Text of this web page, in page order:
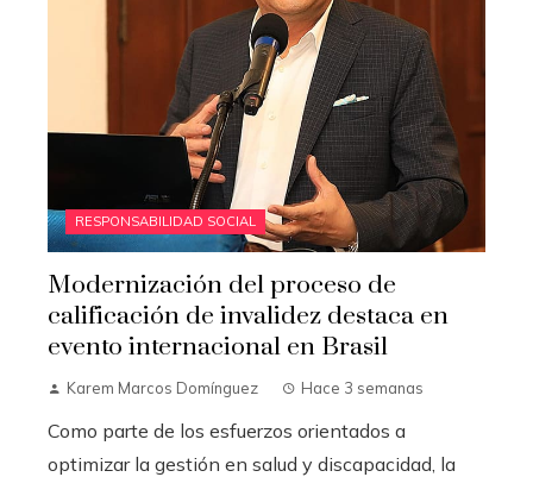
RESPONSABILIDAD SOCIAL
Modernización del proceso de
calificación de invalidez destaca en
evento internacional en Brasil
Karem Marcos Domínguez Hace 3 semanas
Como parte de los esfuerzos orientados a
optimizar la gestión en salud y discapacidad, la